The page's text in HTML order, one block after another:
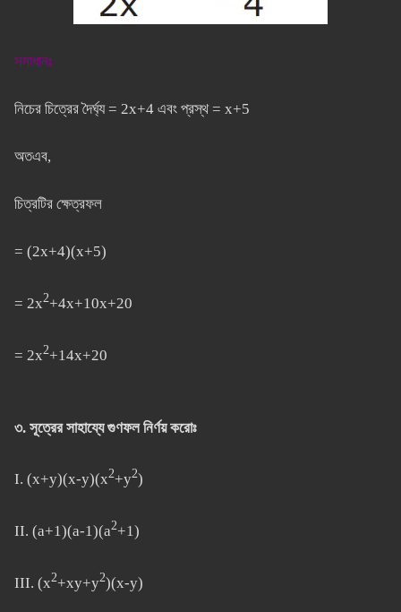
সমাধানঃ
নিচের চিত্রের দৈর্ঘ্য = 2x+4 এবং প্রস্থ = x+5
অতএব,
চিত্রটির ক্ষেত্রফল
= (2x+4)(x+5)
= 2x2+4x+10x+20
= 2x2+14x+20
৩. সূত্রের সাহায্যে গুণফল নির্ণয় করোঃ
I. (x+y)(x-y)(x2+y2)
II. (a+1)(a-1)(a2+1)
III. (x2+xy+y2)(x-y)